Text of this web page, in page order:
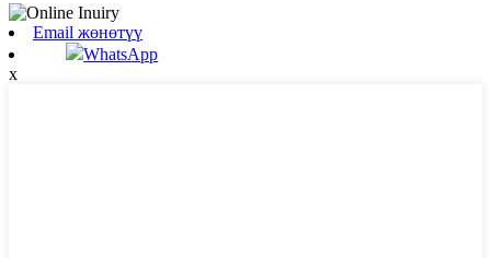
Email жөнөтүү
WhatsApp
x